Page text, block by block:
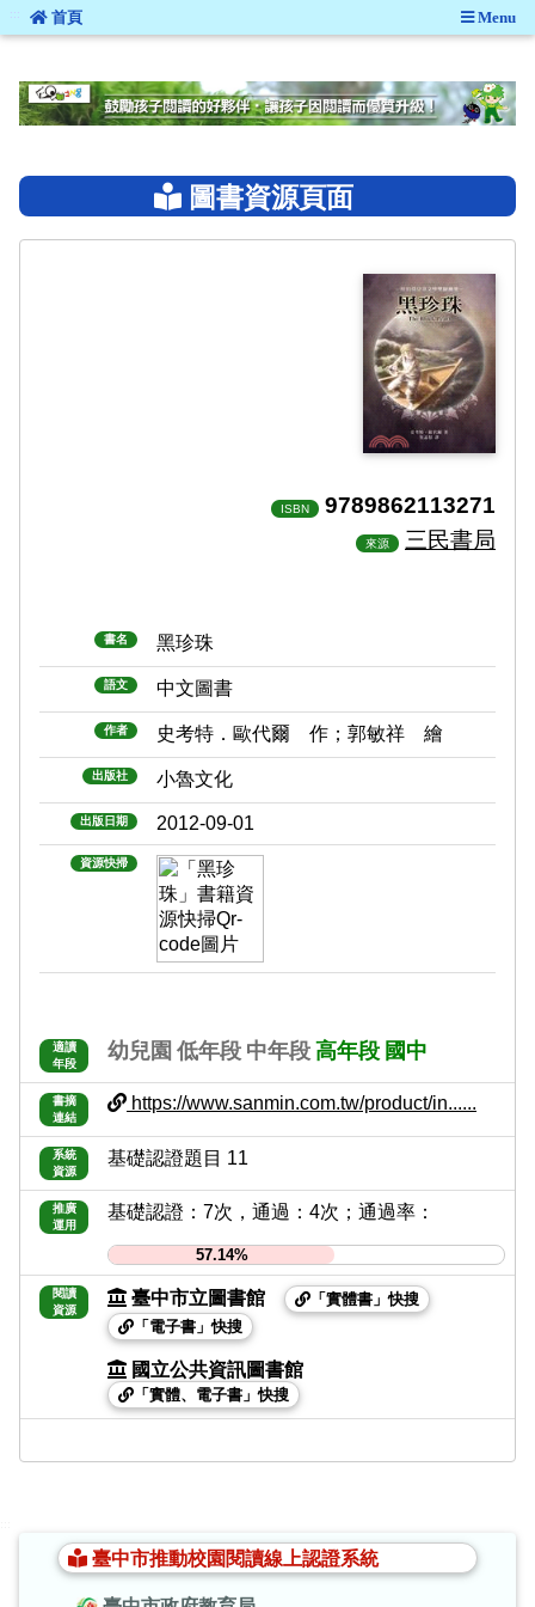
::: 首頁 Menu
圖書資源頁面
ISBN 9789862113271
來源 三民書局
書名 黑珍珠
語文 中文圖書
作者 史考特．歐代爾 作；郭敏祥 繪
出版社 小魯文化
出版日期 2012-09-01
資源快掃
適讀
年段
幼兒園 低年段 中年段 高年段 國中
書摘
連結
https://www.sanmin.com.tw/product/in......
系統
資源
基礎認證題目 11
推廣
運用
基礎認證：7次，通過：4次；通過率：
57.14%
閱讀
資源
臺中市立圖書館
「實體書」快搜
「電子書」快搜
國立公共資訊圖書館
「實體、電子書」快搜
臺中市推動校園閱讀線上認證系統